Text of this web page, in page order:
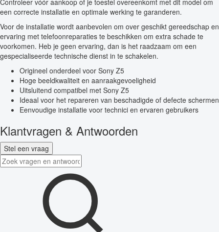
een correcte installatie en optimale werking te garanderen.
Voor de installatie wordt aanbevolen om over geschikt gereedschap en
ervaring met telefoonreparaties te beschikken om extra schade te
voorkomen. Heb je geen ervaring, dan is het raadzaam om een
gespecialiseerde technische dienst in te schakelen.
Origineel onderdeel voor Sony Z5
Hoge beeldkwaliteit en aanraakgevoeligheid
Uitsluitend compatibel met Sony Z5
Ideaal voor het repareren van beschadigde of defecte schermen
Eenvoudige installatie voor technici en ervaren gebruikers
Klantvragen & Antwoorden
Stel een vraag